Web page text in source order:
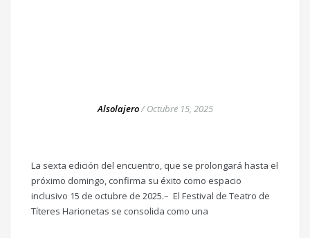
Alsolajero/Octubre 15, 2025
La sexta edición del encuentro, que se prolongará hasta el
próximo domingo, confirma su éxito como espacio
inclusivo 15 de octubre de 2025.– El Festival de Teatro de
Títeres Harionetas se consolida como una